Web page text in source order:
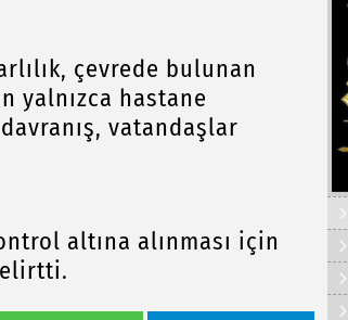
çevrede bulunan
yalnızca hastane
vatandaşlar
altına alınması için